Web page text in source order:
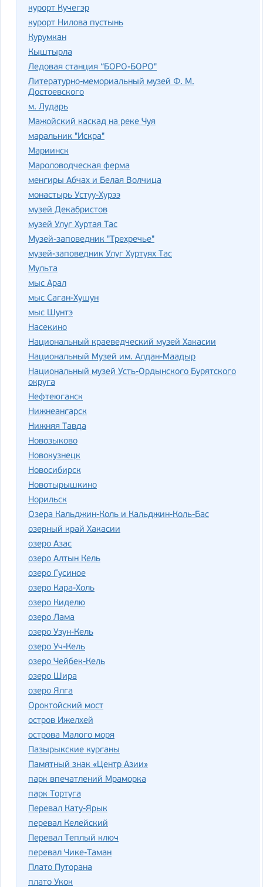
курорт Кучегэр
курорт Нилова пустынь
Курумкан
Кыштырла
Ледовая станция “БОРО-БОРО"
Литературно-мемориальный музей Ф. М.
Достоевского
м. Лударь
Мажойский каскад на реке Чуя
маральник "Искра"
Мариинск
Мароловодческая ферма
менгиры Абчах и Белая Волчица
монастырь Устуу-Хурээ
музей Декабристов
музей Улуг Хуртая Тас
Музей-заповедник "Трехречье"
музей-заповедник Улуг Хуртуях Тас
Мульта
мыс Арал
мыс Саган-Хушун
мыс Шунтэ
Насекино
Национальный краеведческий музей Хакасии
Национальный Музей им. Алдан-Маадыр
Национальный музей Усть-Ордынского Бурятского
округа
Нефтеюганск
Нижнеангарск
Нижняя Тавда
Новозыково
Новокузнецк
Новосибирск
Новотырышкино
Норильск
Озера Кальджин-Коль и Кальджин-Коль-Бас
озерный край Хакасии
озеро Азас
озеро Алтын Кель
озеро Гусиное
озеро Кара-Холь
озеро Киделю
озеро Лама
озеро Узун-Кель
озеро Уч-Кель
озеро Чейбек-Кель
озеро Шира
озеро Ялга
Ороктойский мост
остров Ижелхей
острова Малого моря
Пазырыкские курганы
Памятный знак «Центр Азии»
парк впечатлений Мраморка
парк Тортуга
Перевал Кату-Ярык
перевал Келейский
Перевал Теплый ключ
перевал Чике-Таман
Плато Путорана
плато Укок